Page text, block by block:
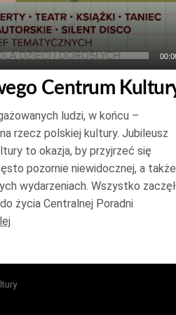
Centrum
ludzi, w końcu –
rzecz polskiej kultury. Jubileusz
to okazja, by przyjrzeć się
pozornie niewidocznej, a także
wydarzeniach. Wszystko
życia Centralnej Poradni